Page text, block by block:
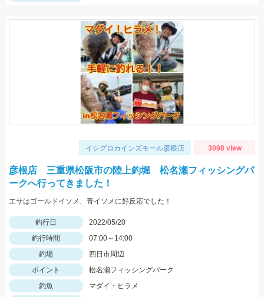
イシグロカインズモール彦根店 3098 view
彦根店 三重県松阪市の陸上釣堀 松名瀬フィッシングパ
ークへ行ってきました！
エサはゴールドイソメ、青イソメに好反応でした！
釣行日
2022/05/20
釣行時間
07:00～14:00
釣場
四日市周辺
ポイント
松名瀬フィッシングパーク
釣魚
マダイ・ヒラメ